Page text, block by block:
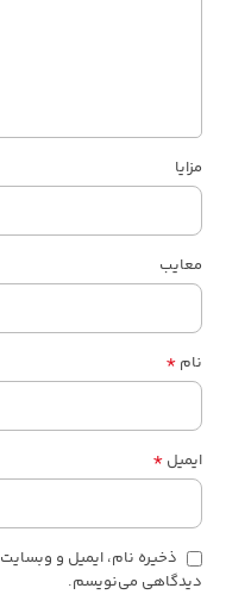
مزایا
معایب
نام *
ایمیل *
ذخیره نام، ایمیل و
دیدگاهی می‌نویسم.